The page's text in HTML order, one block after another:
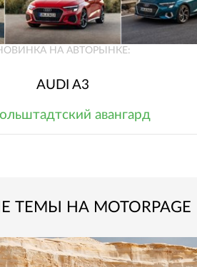
НА АВТОРЫНКЕ:
AUDI A3
авангард
ТЕМЫ НА MOTORPAGE